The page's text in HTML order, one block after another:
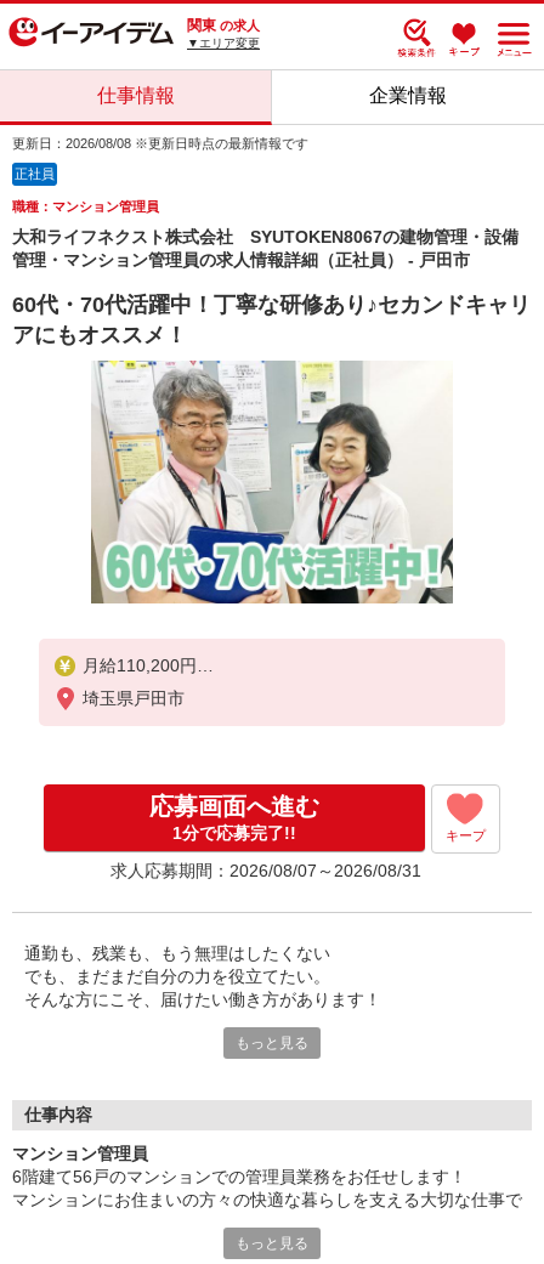
関東 の求人
▼エリア変更
仕事情報 企業情報
更新日：2026/08/08 ※更新日時点の最新情報です
正社員
職種：マンション管理員
大和ライフネクスト株式会社 SYUTOKEN8067の建物管理・設備
管理・マンション管理員の求人情報詳細（正社員） - 戸田市
60代・70代活躍中！丁寧な研修あり♪セカンドキャリ
アにもオススメ！
月給110,200円
交通費規定支給 ※支給には当社規定あり
世間一般の経済状況や雇用環境等による募集時基本
埼玉県戸田市
応募画面へ進む
1分で応募完了!! キープ
求人応募期間：2026/08/07～2026/08/31
通勤も、残業も、もう無理はしたくない
でも、まだまだ自分の力を役立てたい。
そんな方にこそ、届けたい働き方があります！
大和ハウスグループが運営する、マンション管理のお仕事です。
「いつもありがとう」と声をかけていただける嬉しさはひとしお
です。
残業ほぼなし！勤務地もご自宅近くを考慮！
さらに、充実の研修とフォロー体制で、
もっと見る
仕事内容
マンション管理員
6階建て56戸のマンションでの管理員業務をお任せします！
マンションにお住まいの方々の快適な暮らしを支える大切な仕事で
もっと見る